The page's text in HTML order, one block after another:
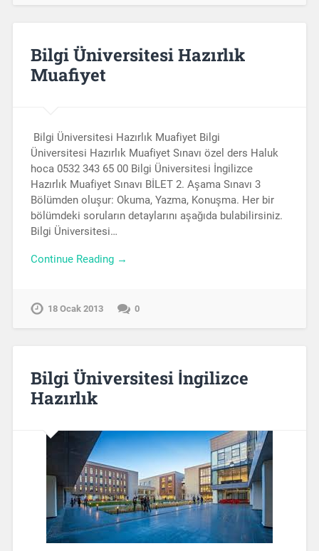
Bilgi Üniversitesi Hazırlık
Muafiyet
Bilgi Üniversitesi Hazırlık Muafiyet Bilgi
Üniversitesi Hazırlık Muafiyet Sınavı özel ders Haluk
hoca 0532 343 65 00 Bilgi Üniversitesi İngilizce
Hazırlık Muafiyet Sınavı BİLET 2. Aşama Sınavı 3
Bölümden oluşur: Okuma, Yazma, Konuşma. Her bir
bölümdeki soruların detaylarını aşağıda bulabilirsiniz.
Bilgi Üniversitesi…
Continue Reading →
18 Ocak 2013 0
Bilgi Üniversitesi İngilizce
Hazırlık